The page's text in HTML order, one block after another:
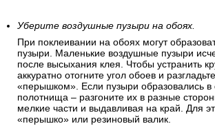
Уберите воздушные пузыри на обоях.
При поклеивании на обоях могут
пузыри. Маленькие воздушные пузыри
после высыхания клея. Чтобы устранить
аккуратно отогните угол обоев и
«перышком». Если пузыри образовались в
полотнища – разгоните их в разные
мелкие части и выдавливая на край. Для
«перышко» или резиновый валик.